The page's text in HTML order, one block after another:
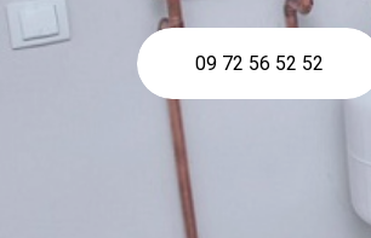
09 72 56 52 52